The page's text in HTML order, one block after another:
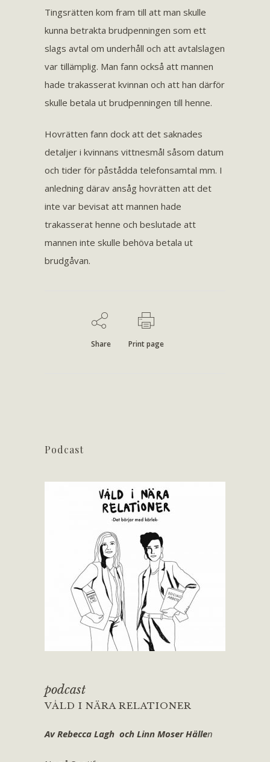
Tingsrätten kom fram till att man skulle
kunna betrakta brudpenningen som ett
slags avtal om underhåll och att avtalslagen
var tillämplig. Man fann också att mannen
hade trakasserat kvinnan och att han därför
skulle betala ut brudpenningen till henne.
Hovrätten fann dock att det saknades
detaljer i kvinnans vittnesmål såsom datum
och tider för påstådda telefonsamtal mm. I
anledning därav ansåg hovrätten att det
inte var bevisat att mannen hade
trakasserat henne och beslutade att
mannen inte skulle behöva betala ut
brudgåvan.
Share Print page
Podcast
podcast
VÅLD I NÄRA RELATIONER
Av Rebecca Lagh och Linn Moser Hällen